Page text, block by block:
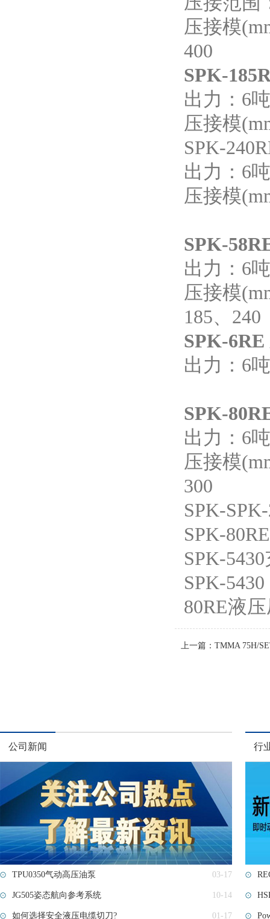
压接模
400
SPK-
出力：6
压接模
SPK-
出力：6
压接模
SPK-
出力：6
压接模
185、240
SPK-6RE
出力：6
SPK-
出力：6
压接模
300
SPK-
SPK-
SPK-5430
SPK-
80RE液
上一篇： TMMA 75H/
公司新闻
TPU0350气动高压油泵 03-17
JG505姿态航向参考系统 10-14
如何选择安全液压电缆切刀? 01-17
行